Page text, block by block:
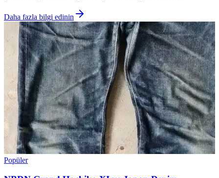
Daha fazla bilgi edinin
Popüler